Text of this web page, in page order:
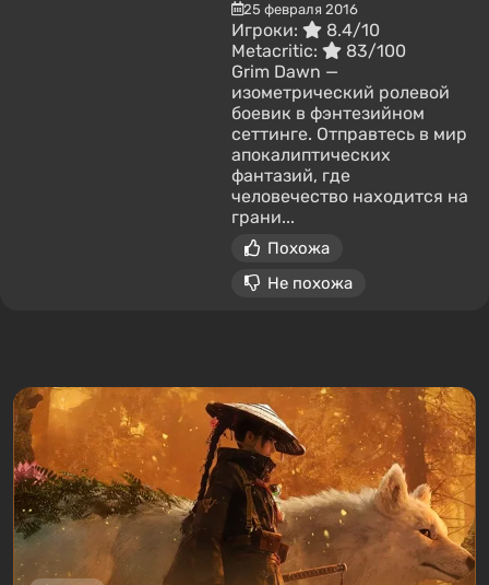
25 февраля 2016
Игроки:
8.4/10
Metacritic:
83/100
Grim Dawn —
изометрический ролевой
боевик в фэнтезийном
сеттинге. Отправтесь в мир
апокалиптических
фантазий, где
человечество находится на
грани...
Похожа
Не похожа